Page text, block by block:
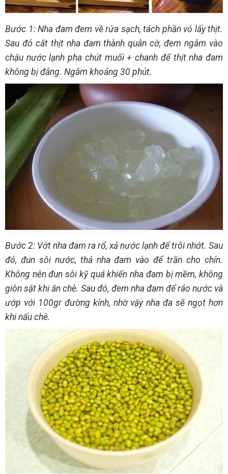
Bước 1: Nha đam đem về rửa sạch, tách phần vỏ lấy thịt.
Sau đó cắt thịt nha đam thành quân cờ, đem ngâm vào
chậu nước lạnh pha chút muối + chanh để thịt nha đam
không bị đắng. Ngâm khoảng 30 phút.
Bước 2: Vớt nha đam ra rổ, xả nước lạnh để trôi nhớt. Sau
đó, đun sôi nước, thả nha đam vào để trần cho chín.
Không nên đun sôi kỹ quá khiến nha đam bị mềm, không
giòn sật khi ăn chè. Sau đó, đem nha đam để ráo nước và
ướp với 100gr đường kính, nhờ vậy nha đa sẽ ngọt hơn
khi nấu chè.